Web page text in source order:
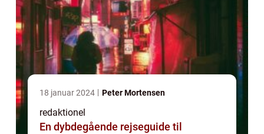
18 januar 2024 Peter Mortensen
redaktionel
En dybdegående rejseguide til